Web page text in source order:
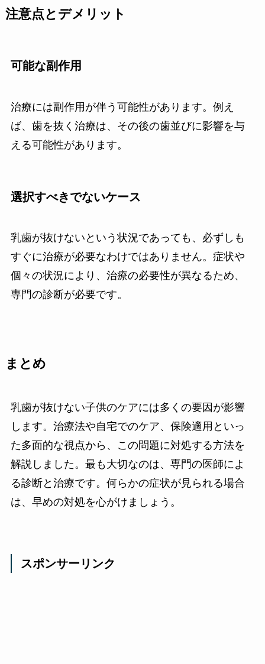
注意点とデメリット
可能な副作用
治療には副作用が伴う可能性があります。例え
ば、歯を抜く治療は、その後の歯並びに影響を与
える可能性があります。
選択すべきでないケース
乳歯が抜けないという状況であっても、必ずしも
すぐに治療が必要なわけではありません。症状や
個々の状況により、治療の必要性が異なるため、
専門の診断が必要です。
まとめ
乳歯が抜けない子供のケアには多くの要因が影響
します。治療法や自宅でのケア、保険適用といっ
た多面的な視点から、この問題に対処する方法を
解説しました。最も大切なのは、専門の医師によ
る診断と治療です。何らかの症状が見られる場合
は、早めの対処を心がけましょう。
スポンサーリンク